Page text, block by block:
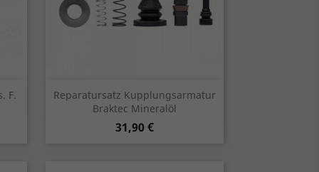
F.
Reparatursatz Kupplungsarmatur
Braktec Mineralöl
Preis
31,90 €
Vorschau